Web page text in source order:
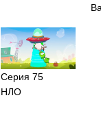
Серия 75
НЛО